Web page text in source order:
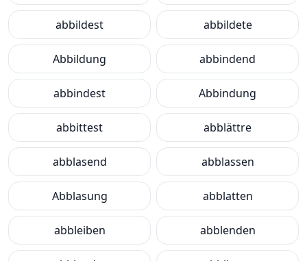
abbildest abbildete
Abbildung abbindend
abbindest Abbindung
abbittest abblättre
abblasend abblassen
Abblasung abblatten
abbleiben abblenden